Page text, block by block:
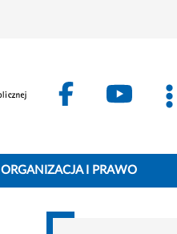
ORGANIZACJA I PRAWO